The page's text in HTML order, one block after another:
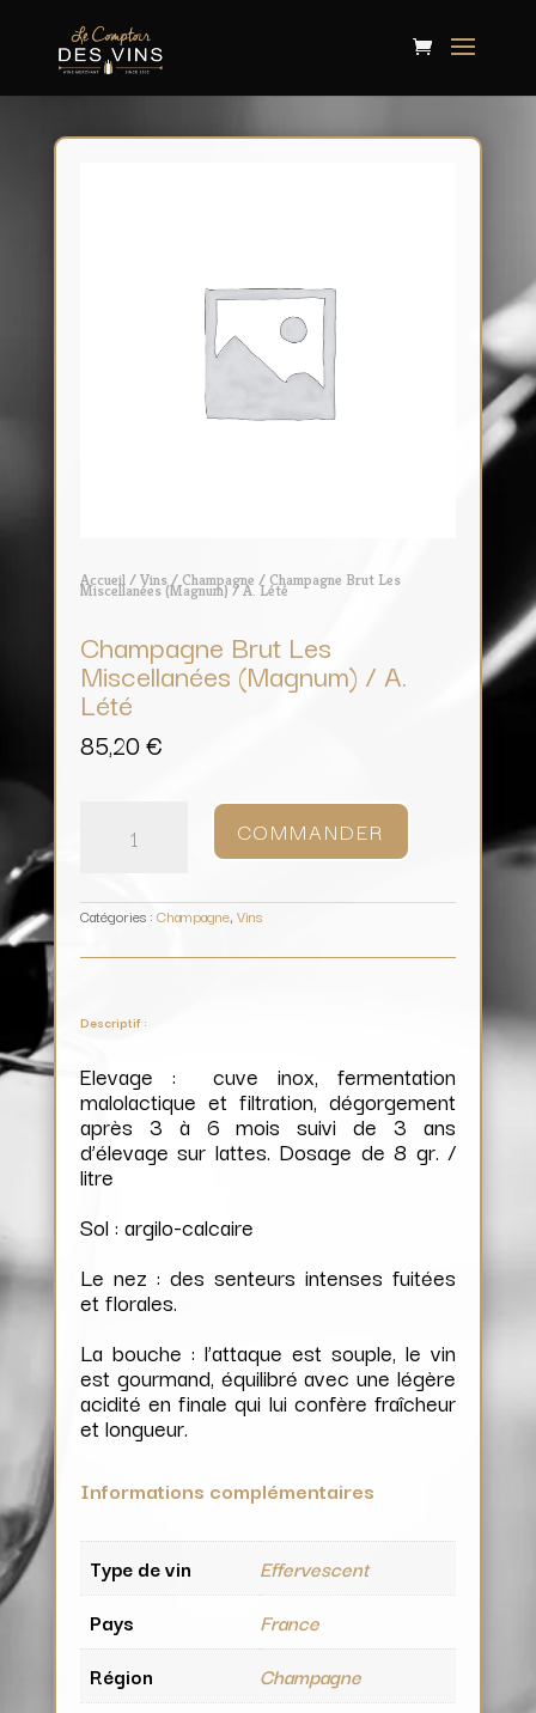
Accueil/Vins/ Champagne / Champagne Brut Les
Miscellanées (Magnum) / A. Lété
Champagne Brut Les
Miscellanées (Magnum) / A.
Lété
85,20€
Lété
COMMANDER
Catégories : Champagne, Vins
Descriptif :
Elevage : cuve inox, fermentation
malolactique et filtration, dégorgement
après 3 à 6 mois suivi de 3 ans
d’élevage sur lattes. Dosage de 8 gr. /
litre
Sol : argilo-calcaire
Le nez : des senteurs intenses fuitées
et florales.
La bouche : l’attaque est souple, le vin
est gourmand, équilibré avec une légère
acidité en finale qui lui confère fraîcheur
et longueur.
Informations complémentaires
Type de vin
Effervescent
Pays
France
Région
Champagne